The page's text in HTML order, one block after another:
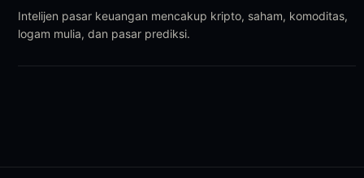
Intelijen pasar keuangan mencakup kripto, saham, komoditas,
logam mulia, dan pasar prediksi.